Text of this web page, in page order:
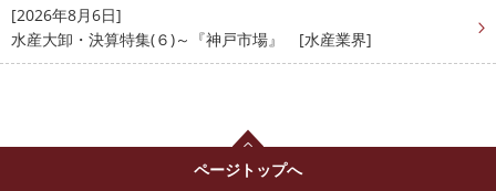
[2026年8月6日]
水産大卸・決算特集(６)～『神戸市場』 [水産業界]
ページトップへ